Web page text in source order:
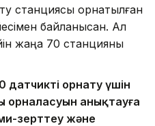
станциясы орнатылған
байланысқан. Ал
жаңа 70 станцияны
датчикті орнату үшін
анықтауға
зерттеу және